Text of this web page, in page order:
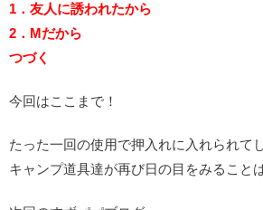
1．友人に誘われたから
2．Mだから
つづく
今回はここまで！
たった一回の使用で押入れに入れられて
キャンプ道具達が再び日の目をみること